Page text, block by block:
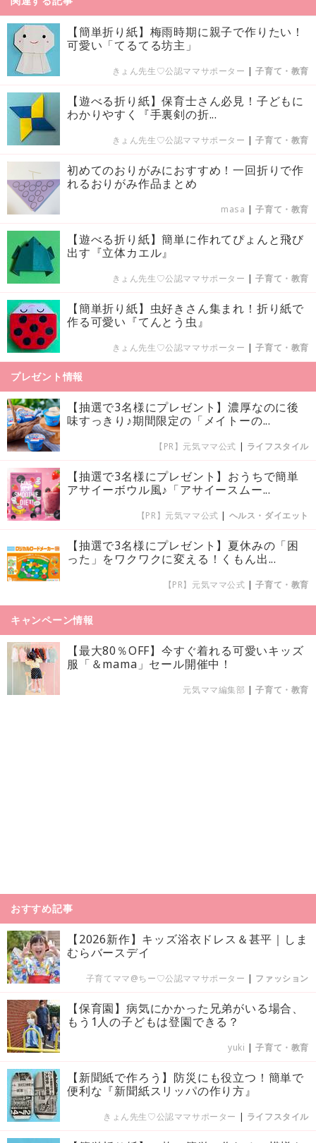
【簡単折り紙】梅雨時期に親子で作りたい！
可愛い「てるてる坊主」
きょん先生♡公認ママサポーター |子育て・教育
【遊べる折り紙】保育士さん必見！子どもに
わかりやすく『手裏剣の折...
きょん先生♡公認ママサポーター |子育て・教育
初めてのおりがみにおすすめ！一回折りで作
れるおりがみ作品まとめ
masa |子育て・教育
【遊べる折り紙】簡単に作れてぴょんと飛び
出す『立体カエル』
きょん先生♡公認ママサポーター |子育て・教育
【簡単折り紙】虫好きさん集まれ！折り紙で
作る可愛い『てんとう虫』
きょん先生♡公認ママサポーター |子育て・教育
プレゼント情報
【抽選で3名様にプレゼント】濃厚なのに後
味すっきり♪期間限定の「メイトーの...
【PR】元気ママ公式 | ライフスタイル
【抽選で3名様にプレゼント】おうちで簡単
アサイーボウル風♪「アサイースムー...
【PR】元気ママ公式 | ヘルス・ダイエット
【抽選で3名様にプレゼント】夏休みの「困
った」をワクワクに変える！くもん出...
【PR】元気ママ公式 |子育て・教育
キャンペーン情報
【最大80％OFF】今すぐ着れる可愛いキッズ
服「＆mama」セール開催中！
元気ママ編集部 |子育て・教育
おすすめ記事
【2026新作】キッズ浴衣ドレス＆甚平｜しま
むらバースデイ
子育てママ@ちー♡公認ママサポーター | ファッション
【保育園】病気にかかった兄弟がいる場合、
もう1人の子どもは登園できる？
yuki |子育て・教育
【新聞紙で作ろう】防災にも役立つ！簡単で
便利な『新聞紙スリッパの作り方』
きょん先生♡公認ママサポーター | ライフスタイル